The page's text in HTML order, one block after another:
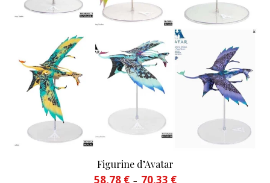
Figurine d’Avatar
58,78 € – 70,33 €Plage de prix : 58,78 € à